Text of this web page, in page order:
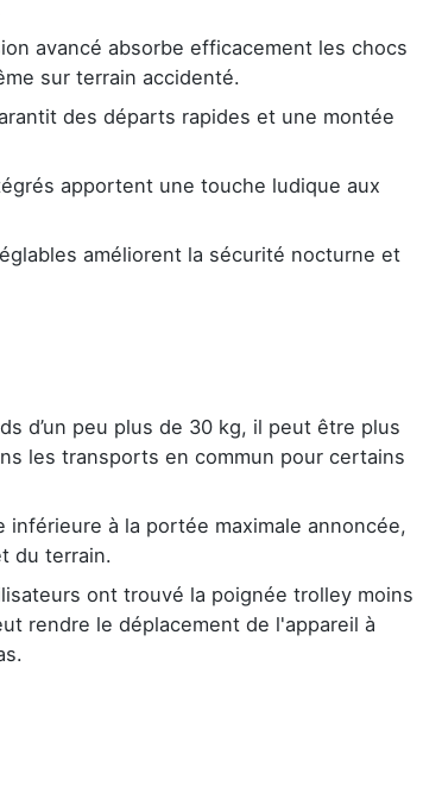
avancé absorbe efficacement les chocs
sur terrain accidenté.
des départs rapides et une montée
apportent une touche ludique aux
améliorent la sécurité nocturne et
d’un peu plus de 30 kg, il peut être plus
les transports en commun pour certains
à la portée maximale annoncée,
du terrain.
ont trouvé la poignée trolley moins
rendre le déplacement de l'appareil à